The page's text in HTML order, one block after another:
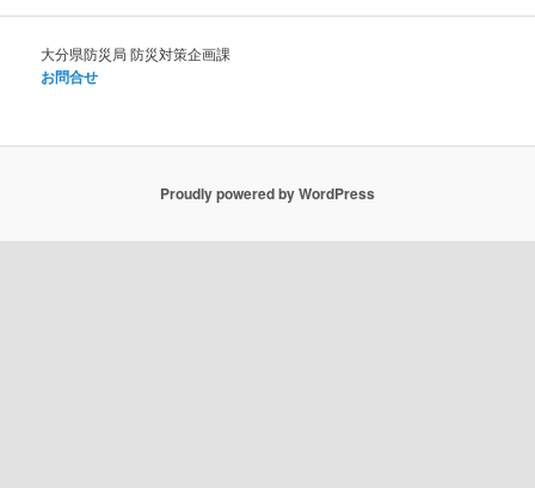
大分県防災局 防災対策企画課
お問合せ
Proudly powered by WordPress